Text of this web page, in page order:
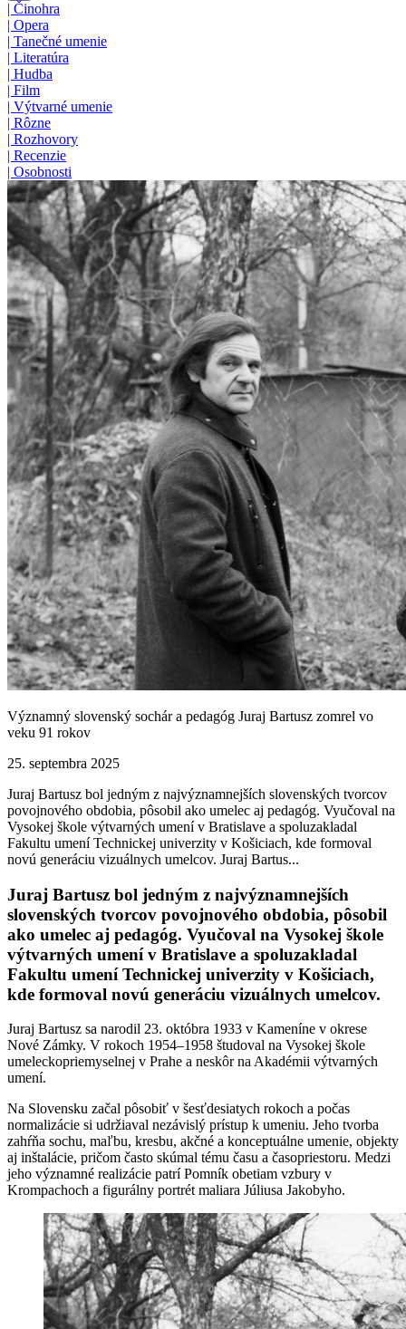
| Činohra
| Opera
| Tanečné umenie
| Literatúra
| Hudba
| Film
| Výtvarné umenie
| Rôzne
| Rozhovory
| Recenzie
| Osobnosti
Významný slovenský sochár a pedagóg Juraj Bartusz zomrel vo
veku 91 rokov
25. septembra 2025
Juraj Bartusz bol jedným z najvýznamnejších slovenských tvorcov
povojnového obdobia, pôsobil ako umelec aj pedagóg. Vyučoval na
Vysokej škole výtvarných umení v Bratislave a spoluzakladal
Fakultu umení Technickej univerzity v Košiciach, kde formoval
novú generáciu vizuálnych umelcov. Juraj Bartus...
Juraj Bartusz bol jedným z najvýznamnejších
slovenských tvorcov povojnového obdobia, pôsobil
ako umelec aj pedagóg. Vyučoval na Vysokej škole
výtvarných umení v Bratislave a spoluzakladal
Fakultu umení Technickej univerzity v Košiciach,
kde formoval novú generáciu vizuálnych umelcov.
Juraj Bartusz sa narodil 23. októbra 1933 v Kameníne v okrese
Nové Zámky. V rokoch 1954–1958 študoval na Vysokej škole
umeleckopriemyselnej v Prahe a neskôr na Akadémii výtvarných
umení.
Na Slovensku začal pôsobiť v šesťdesiatych rokoch a počas
normalizácie si udržiaval nezávislý prístup k umeniu. Jeho tvorba
zahŕňa sochu, maľbu, kresbu, akčné a konceptuálne umenie, objekty
aj inštalácie, pričom často skúmal tému času a časopriestoru. Medzi
jeho významné realizácie patrí Pomník obetiam vzbury v
Krompachoch a figurálny portrét maliara Júliusa Jakobyho.